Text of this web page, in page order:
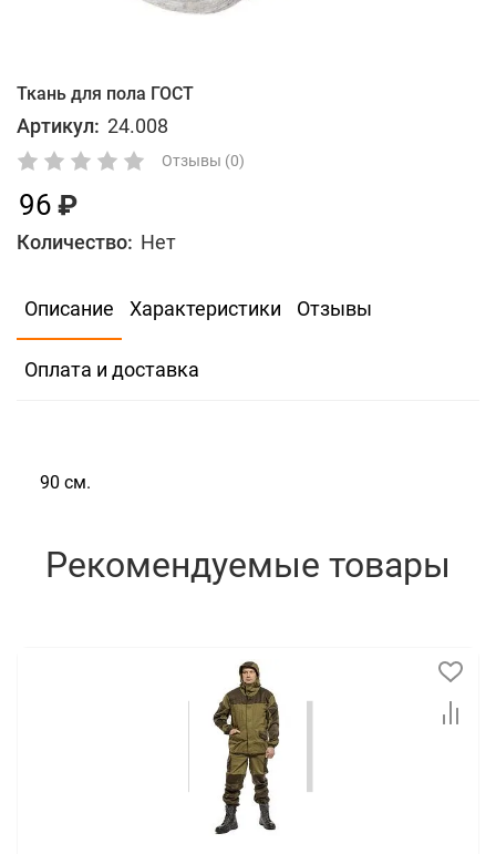
Ткань для пола ГОСТ
Артикул: 24.008
Отзывы (0)
96
Количество: Нет
96
Количество: Нет
Описание Характеристики Отзывы
Оплата и доставка
90 см.
Рекомендуемые товары